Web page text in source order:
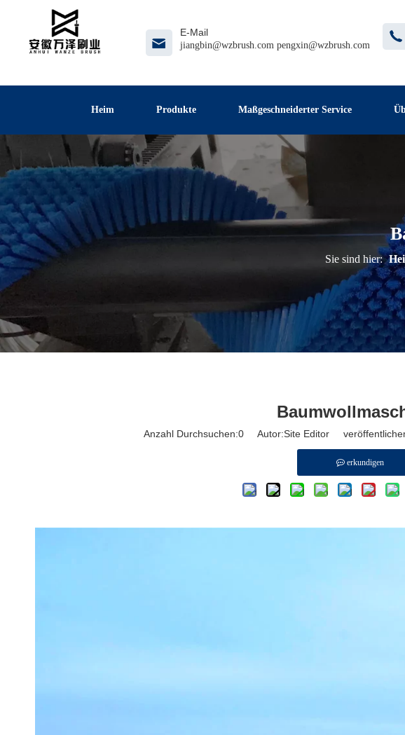
E-Mail
jiangbin@wzbrush.com pengxin@wzbrush.com
Heim Produkte Maßgeschneiderter Service
Sie sind hier:
Anzahl Durchsuchen:0Autor:Site Editor
erkundigen